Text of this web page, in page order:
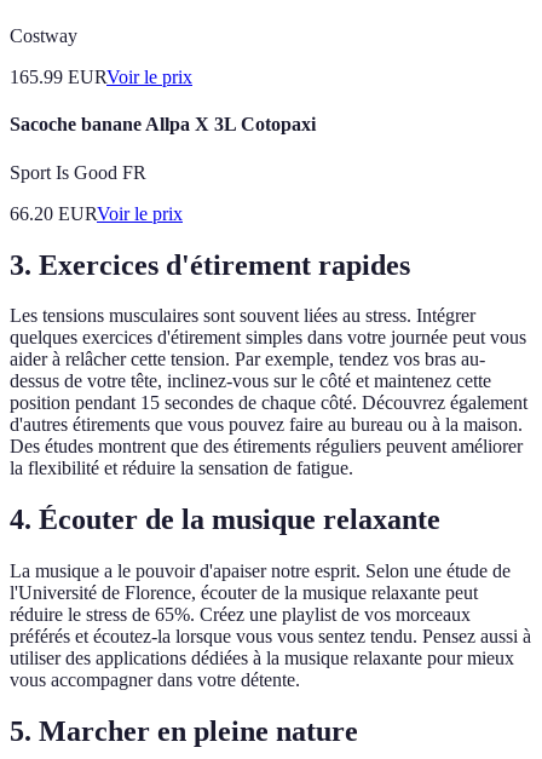
Costway
165.99 EURVoir le prix
Sacoche banane Allpa X 3L Cotopaxi
Sport Is Good FR
66.20 EURVoir le prix
3. Exercices d'étirement rapides
Les tensions musculaires sont souvent liées au stress. Intégrer
quelques exercices d'étirement simples dans votre journée peut vous
aider à relâcher cette tension. Par exemple, tendez vos bras au-
dessus de votre tête, inclinez-vous sur le côté et maintenez cette
position pendant 15 secondes de chaque côté. Découvrez également
d'autres étirements que vous pouvez faire au bureau ou à la maison.
Des études montrent que des étirements réguliers peuvent améliorer
la flexibilité et réduire la sensation de fatigue.
4. Écouter de la musique relaxante
La musique a le pouvoir d'apaiser notre esprit. Selon une étude de
l'Université de Florence, écouter de la musique relaxante peut
réduire le stress de 65%. Créez une playlist de vos morceaux
préférés et écoutez-la lorsque vous vous sentez tendu. Pensez aussi à
utiliser des applications dédiées à la musique relaxante pour mieux
vous accompagner dans votre détente.
5. Marcher en pleine nature